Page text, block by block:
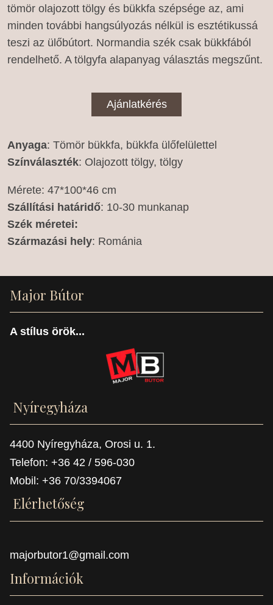
tömör olajozott tölgy és bükkfa szépsége az, ami
minden további hangsúlyozás nélkül is esztétikussá
teszi az ülőbútort. Normandia szék csak bükkfából
rendelhető. A tölgyfa alapanyag választás megszűnt.
Ajánlatkérés
Anyaga: Tömör bükkfa, bükkfa ülőfelülettel
Színválaszték: Olajozott tölgy, tölgy
Mérete: 47*100*46 cm
Szállítási határidő: 10-30 munkanap
Szék méretei:
Származási hely: Románia
Major Bútor
A stílus örök...
Nyíregyháza
4400 Nyíregyháza, Orosi u. 1.
Telefon: +36 42 / 596-030
Mobil: +36 70/3394067
Elérhetőség
majorbutor1@gmail.com
Információk